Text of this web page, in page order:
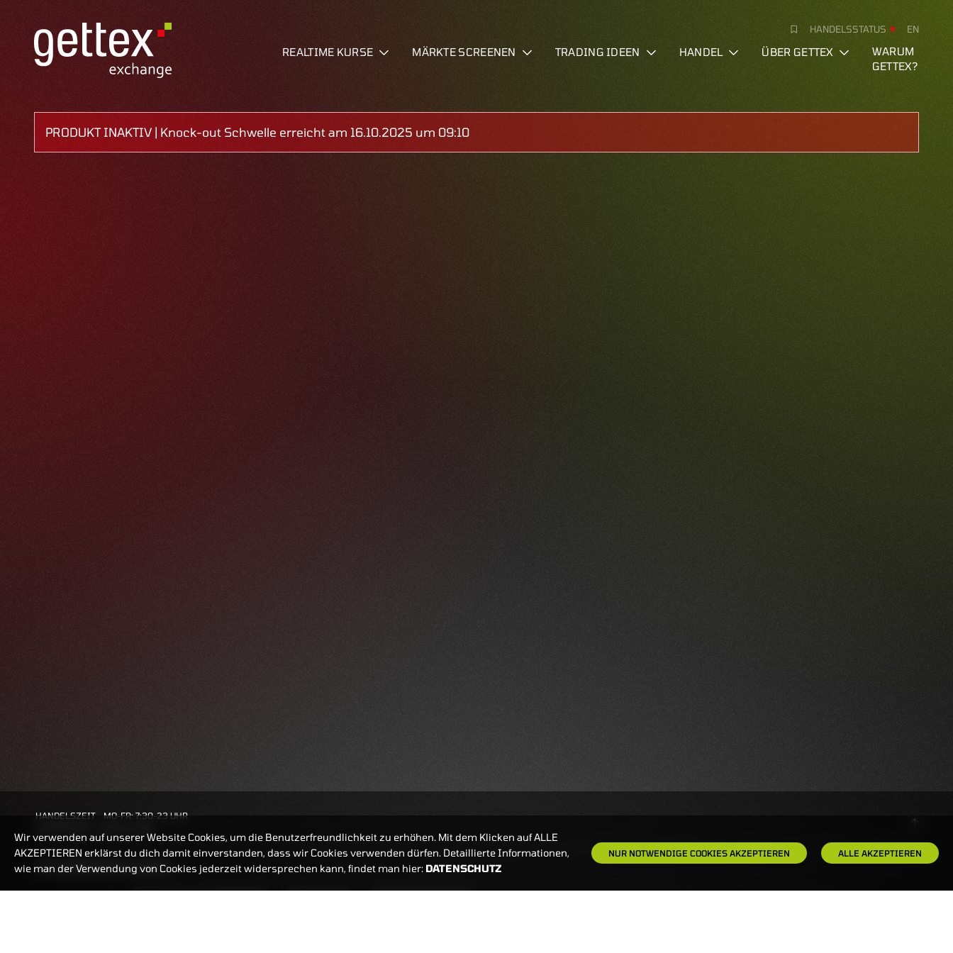
HANDELSSTATUS EN
REALTIME KURSE MÄRKTE SCREENEN TRADING IDEEN HANDEL ÜBER GETTEX
WARUM
GETTEX?
PRODUKT INAKTIV | Knock-out Schwelle erreicht am 16.10.2025 um 09:10
BANKEINSTELLUNGEN
HANDELSZEIT
MO-FR: 7:30-23 UHR
Wir verwenden auf unserer Website Cookies, um die Benutzerfreundlichkeit zu erhöhen. Mit dem Klicken auf ALLE
AKZEPTIEREN erklärst du dich damit einverstanden, dass wir Cookies verwenden dürfen. Detaillierte Informationen,
wie man der Verwendung von Cookies jederzeit widersprechen kann, findet man hier: DATENSCHUTZ
NUR NOTWENDIGE COOKIES AKZEPTIEREN ALLE AKZEPTIEREN